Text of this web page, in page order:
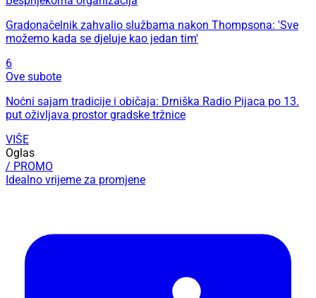
Gradonačelnik zahvalio službama nakon Thompsona: 'Sve
možemo kada se djeluje kao jedan tim'
6
Ove subote
Noćni sajam tradicije i običaja: Drniška Radio Pijaca po 13.
put oživljava prostor gradske tržnice
VIŠE
Oglas
/ PROMO
Idealno vrijeme za promjene